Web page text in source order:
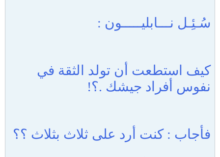
سُـئِـل نـــابليـــــون :
كيف استطعت أن تولد الثقة في
نفوس أفراد جيشك .؟!
فأجاب : كنت أرد على ثلاث بثلاث ؟؟